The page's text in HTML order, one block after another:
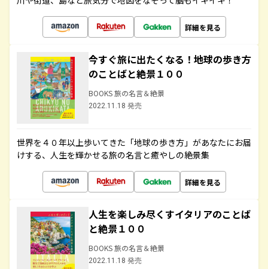
詳細を見る
今すぐ旅に出たくなる！地球の歩き方
のことばと絶景１００
BOOKS 旅の名言＆絶景
2022.11.18 発売
世界を４０年以上歩いてきた「地球の歩き方」があなたにお届
けする、人生を輝かせる旅の名言と癒やしの絶景集
詳細を見る
人生を楽しみ尽くすイタリアのことば
と絶景１００
BOOKS 旅の名言＆絶景
2022.11.18 発売